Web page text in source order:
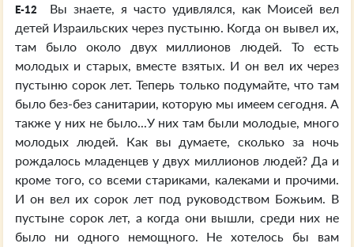
E-12
Вы знаете, я часто удивлялся, как Моисей вел
детей Израильских через пустыню. Когда он вывел их,
там было около двух миллионов людей. То есть
молодых и старых, вместе взятых. И он вел их через
пустыню сорок лет. Теперь только подумайте, что там
было без-без санитарии, которую мы имеем сегодня. А
также у них не было...У них там были молодые, много
молодых людей. Как вы думаете, сколько за ночь
рождалось младенцев у двух миллионов людей? Да и
кроме того, со всеми стариками, калеками и прочими.
И он вел их сорок лет под руководством Божьим. В
пустыне сорок лет, а когда они вышли, среди них не
было ни одного немощного. Не хотелось бы вам